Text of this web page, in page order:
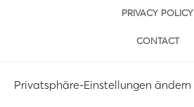
PRIVACY POLICY
CONTACT
Privatsphäre-Einstellungen ändern